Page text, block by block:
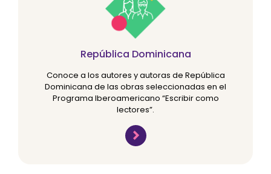
República Dominicana
Conoce a los autores y autoras de República
Dominicana de las obras seleccionadas en el
Programa Iberoamericano “Escribir como
lectores”.